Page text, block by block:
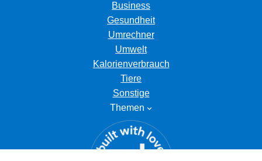
Business
Gesundheit
Umrechner
Umwelt
Kalorienverbrauch
Tiere
Sonstige
Themen